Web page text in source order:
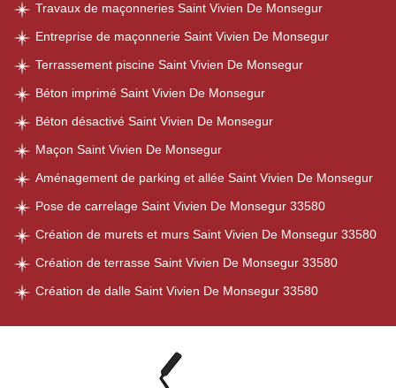
Travaux de maçonneries Saint Vivien De Monsegur
Entreprise de maçonnerie Saint Vivien De Monsegur
Terrassement piscine Saint Vivien De Monsegur
Béton imprimé Saint Vivien De Monsegur
Béton désactivé Saint Vivien De Monsegur
Maçon Saint Vivien De Monsegur
Aménagement de parking et allée Saint Vivien De Monsegur
Pose de carrelage Saint Vivien De Monsegur 33580
Création de murets et murs Saint Vivien De Monsegur 33580
Création de terrasse Saint Vivien De Monsegur 33580
Création de dalle Saint Vivien De Monsegur 33580